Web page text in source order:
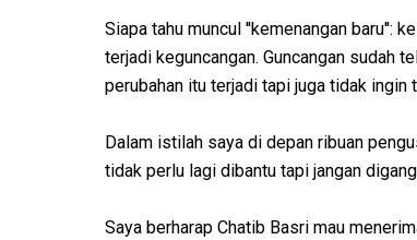
Siapa tahu muncul ''kemenangan baru'':
terjadi keguncangan. Guncangan sudah
perubahan itu terjadi tapi juga tidak ingin
Dalam istilah saya di depan ribuan
tidak perlu lagi dibantu tapi jangan
Saya berharap Chatib Basri mau